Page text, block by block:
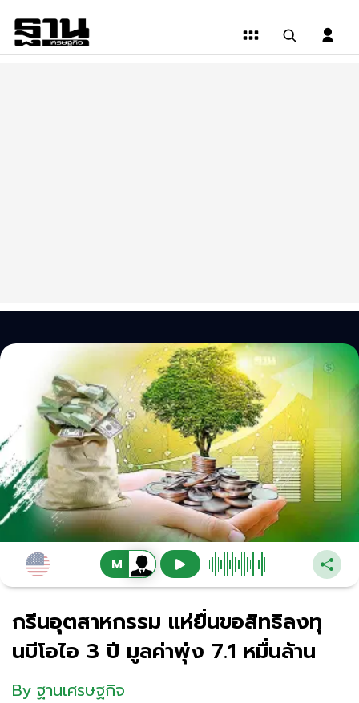
กรีนอุตสาหกรรม แห่ยื่นขอสิทธิลงทุ
นบีโอไอ 3 ปี มูลค่าพุ่ง 7.1 หมื่นล้าน
By ฐานเศรษฐกิจ